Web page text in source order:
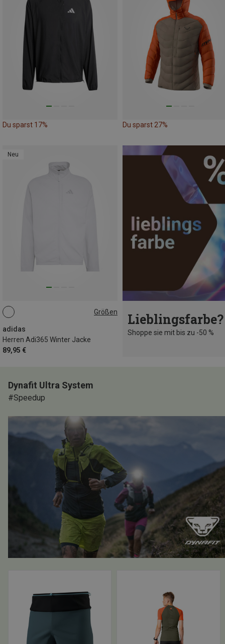
Du sparst 17% Du sparst 27%
Neu
Größen
adidas
Herren Adi365 Winter Jacke
89,95 €
S Lieblingsfarbe?
Shoppe sie mit bis zu -50 %
Dynafit Ultra System
#Speedup